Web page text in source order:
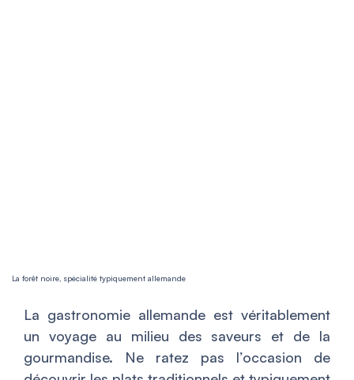
La forêt noire, spécialité typiquement allemande
La gastronomie allemande est véritablement
un voyage au milieu des saveurs et de la
gourmandise. Ne ratez pas l’occasion de